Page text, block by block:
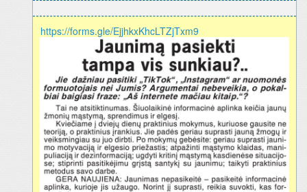
https://forms.gle/EjjhkxKhcLTZjTxm9